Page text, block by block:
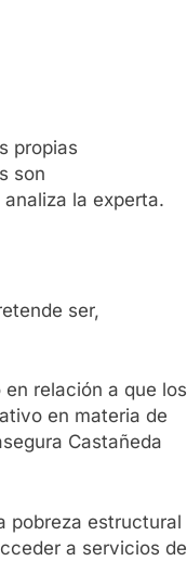
propias
son
la experta.
ser,
relación a que los
en materia de
Castañeda
pobreza estructural
a servicios de